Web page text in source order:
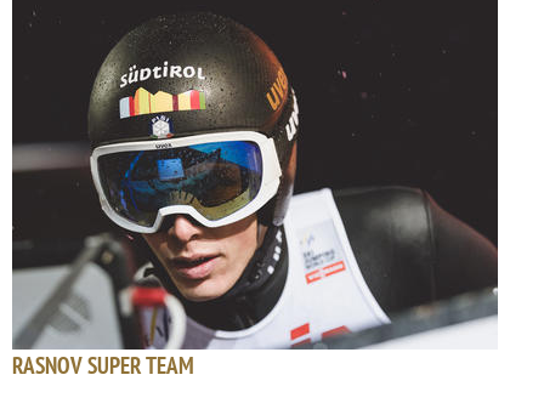
RASNOV SUPER TEAM